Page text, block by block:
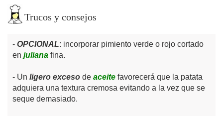
Trucos y consejos
OPCIONAL: incorporar pimiento verde o rojo cortado
en juliana fina.
Un ligero exceso de aceite favorecerá que la patata
adquiera una textura cremosa evitando a la vez que se
seque demasiado.